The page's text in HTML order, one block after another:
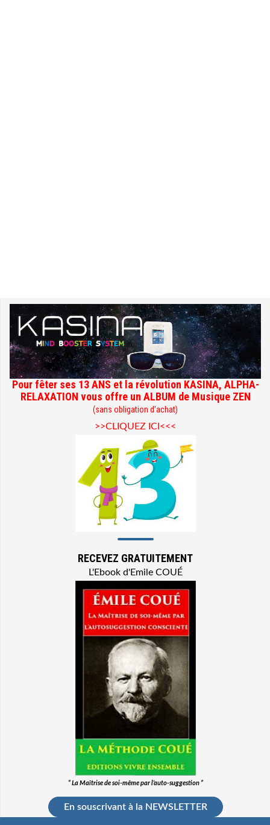
Pour fêter ses 13 ANS et la révolution KASINA, ALPHA-
RELAXATION vous offre un ALBUM de Musique ZEN
(sans obligation d'achat)
>>CLIQUEZ ICI<<<
RECEVEZ GRATUITEMENT
L'Ebook d'Emile COUÉ
“ La Maîtrise de soi-même par l’auto-suggestion ”
En souscrivant à la NEWSLETTER